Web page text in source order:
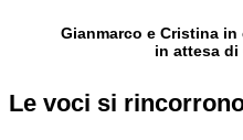
Gianmarco e Cristina
in attesa di
Le voci si